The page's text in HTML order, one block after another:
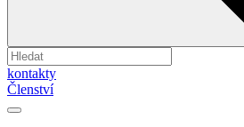
kontakty
Členství